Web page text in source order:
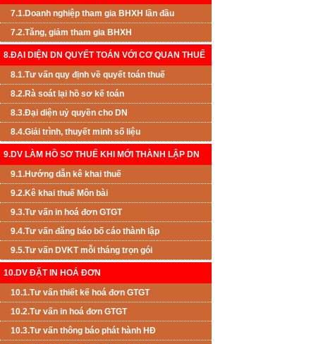
7.1.Doanh nghiệp tham gia BHXH lần đầu
7.2.Tăng, giảm tham gia BHXH
8.ĐẠI DIỆN DN QUYẾT TOÁN VỚI CƠ QUAN THUẾ
8.1.Tư vấn quy định về quyết toán thuế
8.2.Rà soát lại hồ sơ kế toán
8.3.Đại diện uỷ quyền cho DN
8.4.Giải trình, thuyết minh số liệu
9.DV LÀM HỒ SƠ THUẾ KHI MỚI THÀNH LẬP DN
9.1.Hướng dẫn kê khai thuế
9.2.Kê khai thuế Môn bài
9.3.Tư vấn in hoá đơn GTGT
9.4.Tư vấn đăng báo bố cáo thành lập
9.5.Tư vấn DVKT mỗi tháng trọn gói
10.DV ĐẶT IN HOÁ ĐƠN
10.1.Tư vấn thiết kế hoá đơn GTGT
10.2.Tư vấn in hoá đơn GTGT
10.3.Tư vấn thông báo phát hành HĐ